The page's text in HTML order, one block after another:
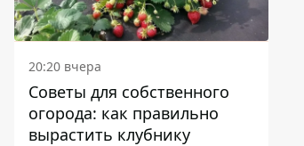
20:20 вчера
Советы для собственного
огорода: как правильно
вырастить клубнику